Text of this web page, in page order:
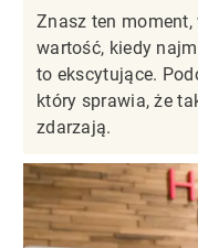
Znasz ten
wartość, kiedy
to ekscytujące.
który sprawia, że
zdarzają.